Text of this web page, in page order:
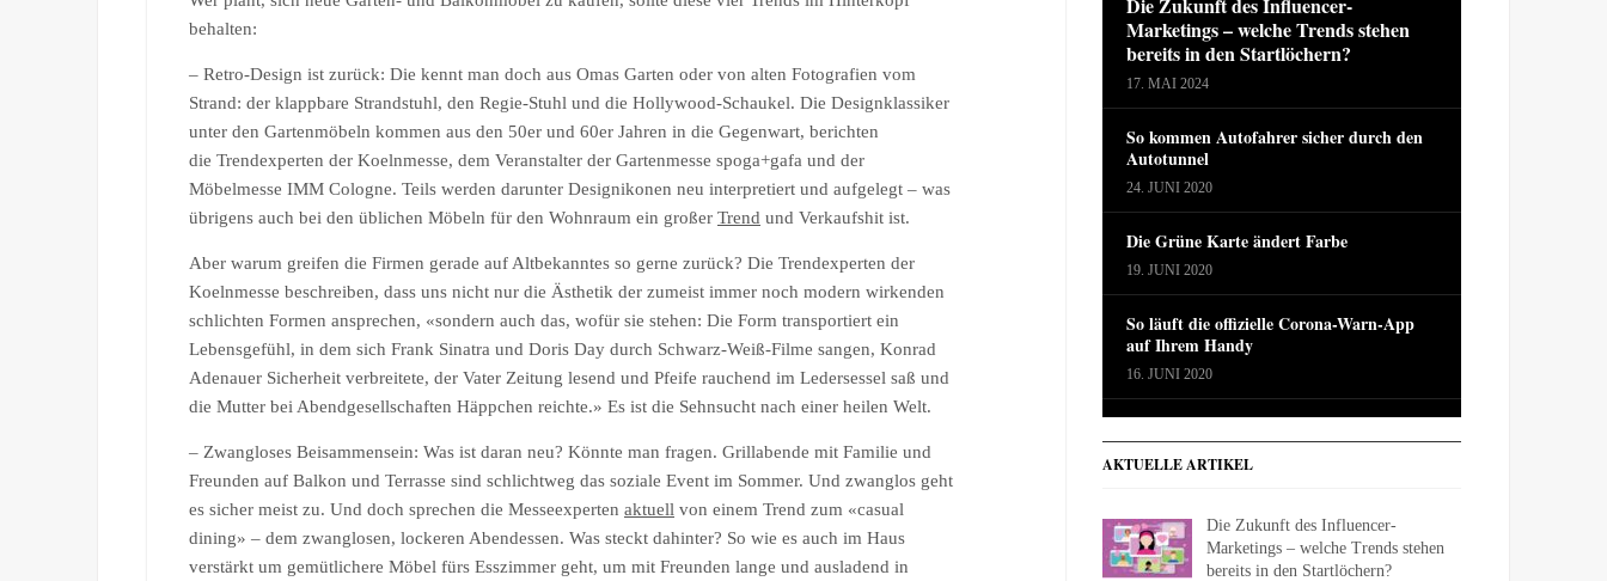
behalten:
– Retro-Design ist zurück: Die kennt man doch aus Omas Garten oder von alten Fotografien vom
Strand: der klappbare Strandstuhl, den Regie-Stuhl und die Hollywood-Schaukel. Die Designklassiker
unter den Gartenmöbeln kommen aus den 50er und 60er Jahren in die Gegenwart, berichten
die Trendexperten der Koelnmesse, dem Veranstalter der Gartenmesse spoga+gafa und der
Möbelmesse IMM Cologne. Teils werden darunter Designikonen neu interpretiert und aufgelegt – was
übrigens auch bei den üblichen Möbeln für den Wohnraum ein großer Trend und Verkaufshit ist.
Aber warum greifen die Firmen gerade auf Altbekanntes so gerne zurück? Die Trendexperten der
Koelnmesse beschreiben, dass uns nicht nur die Ästhetik der zumeist immer noch modern wirkenden
schlichten Formen ansprechen, «sondern auch das, wofür sie stehen: Die Form transportiert ein
Lebensgefühl, in dem sich Frank Sinatra und Doris Day durch Schwarz-Weiß-Filme sangen, Konrad
Adenauer Sicherheit verbreitete, der Vater Zeitung lesend und Pfeife rauchend im Ledersessel saß und
die Mutter bei Abendgesellschaften Häppchen reichte.» Es ist die Sehnsucht nach einer heilen Welt.
– Zwangloses Beisammensein: Was ist daran neu? Könnte man fragen. Grillabende mit Familie und
Freunden auf Balkon und Terrasse sind schlichtweg das soziale Event im Sommer. Und zwanglos geht
es sicher meist zu. Und doch sprechen die Messeexperten aktuell von einem Trend zum «casual
dining» – dem zwanglosen, lockeren Abendessen. Was steckt dahinter? So wie es auch im Haus
verstärkt um gemütlichere Möbel fürs Esszimmer geht, um mit Freunden lange und ausladend in
Marketings – welche Trends stehen
bereits in den Startlöchern?
17. MAI 2024
So kommen Autofahrer sicher durch den
Autotunnel
24. JUNI 2020
Die Grüne Karte ändert Farbe
19. JUNI 2020
So läuft die offizielle Corona-Warn-App
auf Ihrem Handy
16. JUNI 2020
AKTUELLE ARTIKEL
Die Zukunft des Influencer-
Marketings – welche Trends stehen
bereits in den Startlöchern?